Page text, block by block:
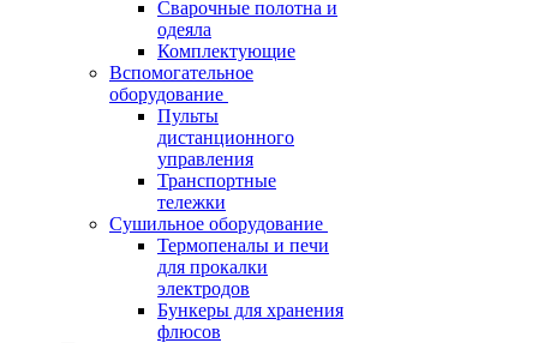
Сварочные полотна и
одеяла
Комплектующие
Вспомогательное
оборудование
Пульты
дистанционного
управления
Транспортные
тележки
Сушильное оборудование
Термопеналы и печи
для прокалки
электродов
Бункеры для хранения
флюсов